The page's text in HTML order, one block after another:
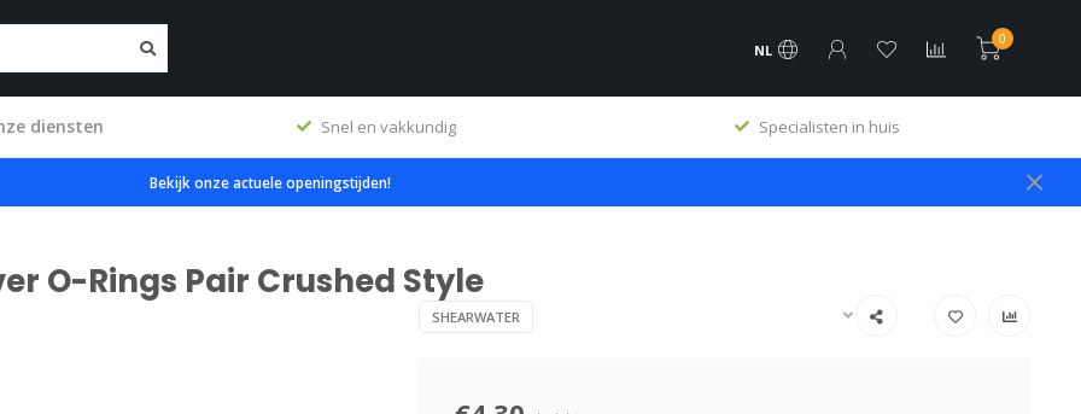
NL
0
diensten Snel en vakkundig Specialisten in huis
Bekijk onze actuele openingstijden!
O-Rings Pair Crushed Style
SHEARWATER